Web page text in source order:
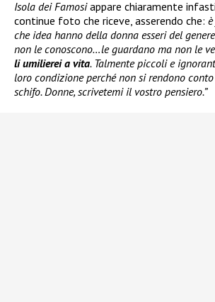
Isola dei Famosiappare chiaramente
continue foto che riceve, asserendo che:
che idea hanno della donna esseri del
non le conoscono…le guardano ma non le
li umilierei a vita. Talmente piccoli e
loro condizione perché non si rendono
schifo. Donne, scrivetemi il vostro pensiero.”